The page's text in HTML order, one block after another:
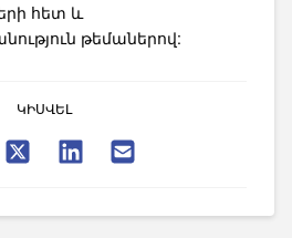
հետ և
թեմաներով:
ԿԻՍՎԵԼ